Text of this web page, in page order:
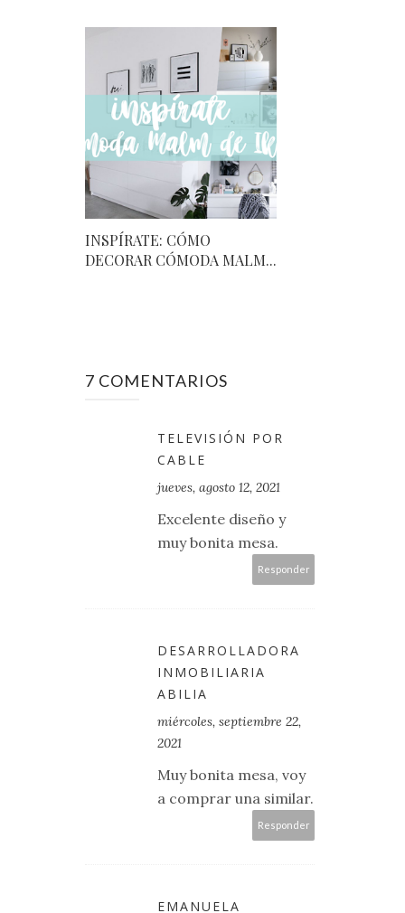
INSPÍRATE: CÓMO
DECORAR CÓMODA MALM...
7 COMENTARIOS
TELEVISIÓN POR
CABLE
jueves, agosto 12, 2021
Excelente diseño y
muy bonita mesa.
Responder
DESARROLLADORA
INMOBILIARIA
ABILIA
miércoles, septiembre 22,
2021
Muy bonita mesa, voy
a comprar una similar.
Responder
EMANUELA